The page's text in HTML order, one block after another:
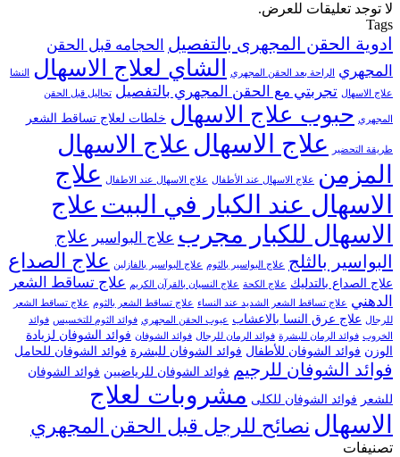
لا توجد تعليقات للعرض.
Tags
ادوية الحقن المجهرى بالتفصيل الحجامه قبل الحقن
المجهري
الراحة بعد الحقن المجهري الشاي لعلاج الاسهال النشا
علاج الاسهال تجربتي مع الحقن المجهري بالتفصيل تحاليل قبل الحقن
المجهري حبوب علاج الاسهال خلطات لعلاج تساقط الشعر
طريقة التحضير علاج الاسهال علاج الاسهال
المزمن
علاج الاسهال عند الأطفال علاج الاسهال عند الاطفال علاج
الاسهال عند الكبار في البيت علاج
الاسهال للكبار مجرب علاج البواسير علاج
البواسير بالثلج علاج البواسير بالثوم علاج البواسير بالفازلين علاج الصداع
علاج الصداع بالتدليك علاج الكحة علاج النسيان بالقرآن الكريم علاج تساقط الشعر
الدهني علاج تساقط الشعر الشديد عند النساء علاج تساقط الشعر بالثوم علاج تساقط الشعر
للرجال علاج عرق النسا بالاعشاب عيوب الحقن المجهري فوائد الثوم للتخسيس فوائد
الخروب فوائد الرمان للبشرة فوائد الرمان للرجال فوائد الشوفان فوائد الشوفان لزيادة
الوزن فوائد الشوفان للأطفال فوائد الشوفان للبشرة فوائد الشوفان للحامل
فوائد الشوفان للرجيم فوائد الشوفان للرياضيين فوائد الشوفان
للشعر فوائد الشوفان للكلى مشروبات لعلاج
الاسهال نصائح للرجل قبل الحقن المجهري
تصنيفات